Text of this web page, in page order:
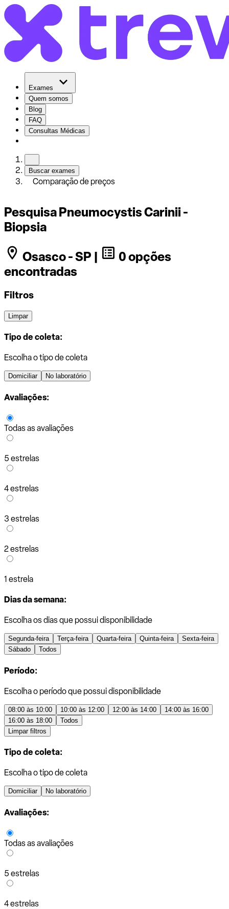
Exames
Quem somos
Blog
FAQ
Consultas Médicas
Buscar exames
Comparação de preços
Pesquisa Pneumocystis Carinii -
Biopsia
Osasco - SP |
0 opções
encontradas
Filtros
Limpar
Tipo de coleta:
Escolha o tipo de coleta
Domiciliar No laboratório
Avaliações:
Todas as avaliações
5 estrelas
4 estrelas
3 estrelas
2 estrelas
1 estrela
Dias da semana:
Escolha os dias que possui disponibilidade
Segunda-feira Terça-feira Quarta-feira Quinta-feira
Sexta-feira
Sábado
Todos
Período:
Escolha o período que possui disponibilidade
08:00 às 10:00 10:00 às 12:00 12:00 às 14:00
14:00 às 16:00
16:00 às 18:00
Todos
Limpar filtros
Tipo de coleta:
Escolha o tipo de coleta
Domiciliar No laboratório
Avaliações:
Todas as avaliações
5 estrelas
4 estrelas